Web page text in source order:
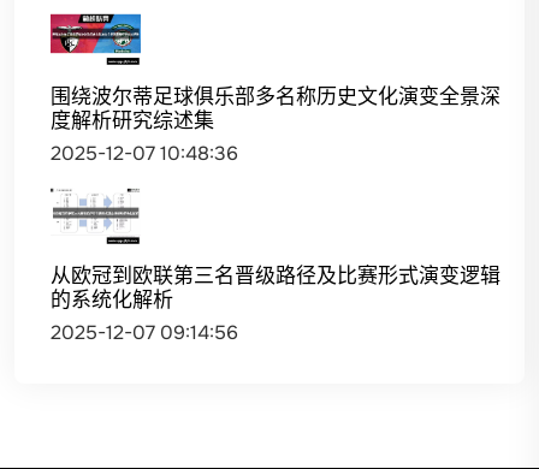
围绕波尔蒂足球俱乐部多名称历史文化演变全景深
度解析研究综述集
2025-12-07 10:48:36
从欧冠到欧联第三名晋级路径及比赛形式演变逻辑
的系统化解析
2025-12-07 09:14:56